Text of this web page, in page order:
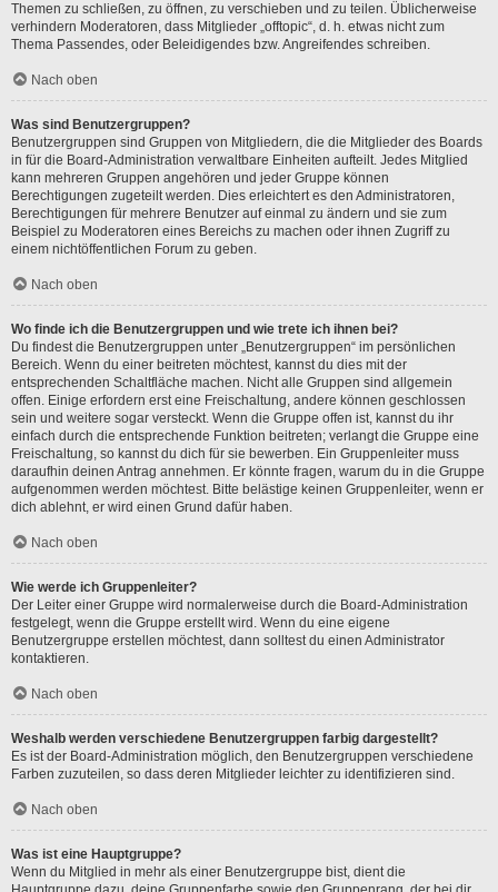
Themen zu schließen, zu öffnen, zu verschieben und zu teilen. Üblicherweise
verhindern Moderatoren, dass Mitglieder „offtopic“, d. h. etwas nicht zum
Thema Passendes, oder Beleidigendes bzw. Angreifendes schreiben.
Nach oben
Was sind Benutzergruppen?
Benutzergruppen sind Gruppen von Mitgliedern, die die Mitglieder des Boards
in für die Board-Administration verwaltbare Einheiten aufteilt. Jedes Mitglied
kann mehreren Gruppen angehören und jeder Gruppe können
Berechtigungen zugeteilt werden. Dies erleichtert es den Administratoren,
Berechtigungen für mehrere Benutzer auf einmal zu ändern und sie zum
Beispiel zu Moderatoren eines Bereichs zu machen oder ihnen Zugriff zu
einem nichtöffentlichen Forum zu geben.
Nach oben
Wo finde ich die Benutzergruppen und wie trete ich ihnen bei?
Du findest die Benutzergruppen unter „Benutzergruppen“ im persönlichen
Bereich. Wenn du einer beitreten möchtest, kannst du dies mit der
entsprechenden Schaltfläche machen. Nicht alle Gruppen sind allgemein
offen. Einige erfordern erst eine Freischaltung, andere können geschlossen
sein und weitere sogar versteckt. Wenn die Gruppe offen ist, kannst du ihr
einfach durch die entsprechende Funktion beitreten; verlangt die Gruppe eine
Freischaltung, so kannst du dich für sie bewerben. Ein Gruppenleiter muss
daraufhin deinen Antrag annehmen. Er könnte fragen, warum du in die Gruppe
aufgenommen werden möchtest. Bitte belästige keinen Gruppenleiter, wenn er
dich ablehnt, er wird einen Grund dafür haben.
Nach oben
Wie werde ich Gruppenleiter?
Der Leiter einer Gruppe wird normalerweise durch die Board-Administration
festgelegt, wenn die Gruppe erstellt wird. Wenn du eine eigene
Benutzergruppe erstellen möchtest, dann solltest du einen Administrator
kontaktieren.
Nach oben
Weshalb werden verschiedene Benutzergruppen farbig dargestellt?
Es ist der Board-Administration möglich, den Benutzergruppen verschiedene
Farben zuzuteilen, so dass deren Mitglieder leichter zu identifizieren sind.
Nach oben
Was ist eine Hauptgruppe?
Wenn du Mitglied in mehr als einer Benutzergruppe bist, dient die